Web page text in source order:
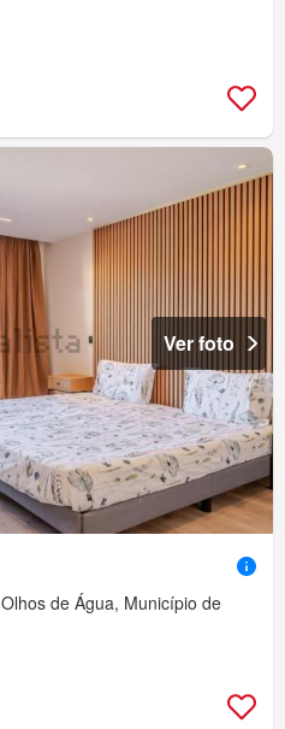
Ver foto
de Água, Município de